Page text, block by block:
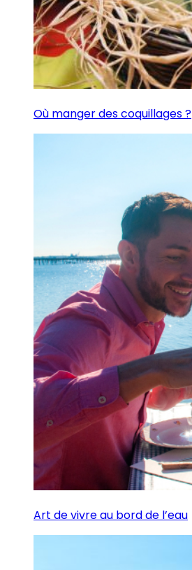
Où manger des coquillages ?
Art de vivre au bord de l’eau